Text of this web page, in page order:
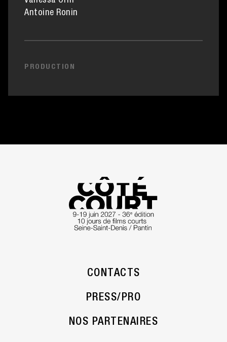
Antoine Ronin
PRODUCTION
CONTACTS
PRESS/PRO
NOS PARTENAIRES